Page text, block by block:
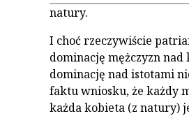
natury.
I choć rzeczywiście
dominację mężczyzn
dominację nad istotami
faktu wniosku, że każdy
każda kobieta (z natury)